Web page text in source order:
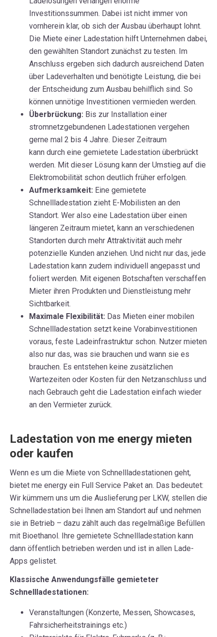
Investitionssummen. Dabei ist nicht immer von
vornherein klar, ob sich der Ausbau überhaupt lohnt.
Die Miete einer Ladestation hilft Unternehmen dabei,
den gewählten Standort zunächst zu testen. Im
Anschluss ergeben sich dadurch ausreichend Daten
über Ladeverhalten und benötigte Leistung, die bei
der Entscheidung zum Ausbau behilflich sind. So
können unnötige Investitionen vermieden werden.
Überbrückung: Bis zur Installation einer
stromnetzgebundenen Ladestationen vergehen
gerne mal 2 bis 4 Jahre. Dieser Zeitraum
kann durch eine gemietete Ladestation überbrückt
werden. Mit dieser Lösung kann der Umstieg auf die
Elektromobilität schon deutlich früher erfolgen.
Aufmerksamkeit: Eine gemietete
Schnellladestation zieht E-Mobilisten an den
Standort. Wer also eine Ladestation über einen
längeren Zeitraum mietet, kann an verschiedenen
Standorten durch mehr Attraktivität auch mehr
potenzielle Kunden anziehen. Und nicht nur das, jede
Ladestation kann zudem individuell angepasst und
foliert werden. Mit eigenen Botschaften verschaffen
Mieter ihren Produkten und Dienstleistung mehr
Sichtbarkeit.
Maximale Flexibilität: Das Mieten einer mobilen
Schnellladestation setzt keine Vorabinvestitionen
voraus, feste Ladeinfrastruktur schon. Nutzer mieten
also nur das, was sie brauchen und wann sie es
brauchen. Es entstehen keine zusätzlichen
Wartezeiten oder Kosten für den Netzanschluss und
nach Gebrauch geht die Ladestation einfach wieder
an den Vermieter zurück.
Ladestation von me energy mieten
oder kaufen
Wenn es um die Miete von Schnellladestationen geht,
bietet me energy ein Full Service Paket an. Das bedeutet:
Wir kümmern uns um die Auslieferung per LKW, stellen die
Schnelladestation bei Ihnen am Standort auf und nehmen
sie in Betrieb – dazu zählt auch das regelmäßige Befüllen
mit Bioethanol. Ihre gemietete Schnellladestation kann
dann öffentlich betrieben werden und ist in allen Lade-
Apps gelistet.
Klassische Anwendungsfälle gemieteter
Schnellladestationen:
Veranstaltungen (Konzerte, Messen, Showcases,
Fahrsicherheitstrainings etc.)